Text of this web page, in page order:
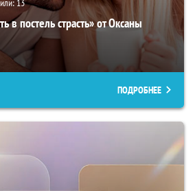
13
в постель страсть» от Оксаны
ПОДРОБНЕЕ